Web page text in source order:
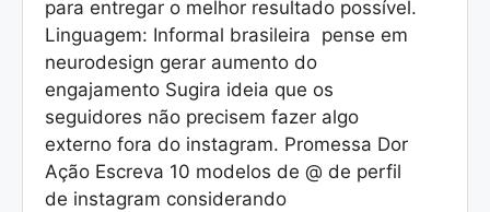
para entregar o melhor resultado possível.
Linguagem: Informal brasileira pense em
neurodesign gerar aumento do
engajamento Sugira ideia que os
seguidores não precisem fazer algo
externo fora do instagram. Promessa Dor
Ação Escreva 10 modelos de @ de perfil
de instagram considerando